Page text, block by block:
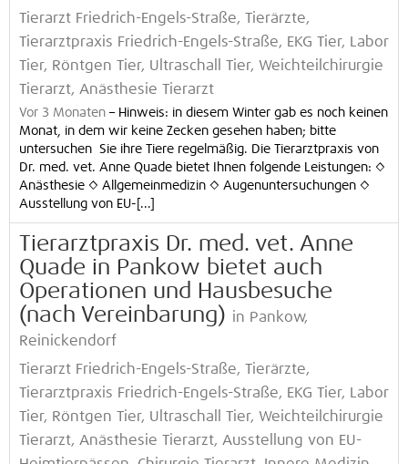
Tierarzt Friedrich-Engels-Straße, Tierärzte,
Tierarztpraxis Friedrich-Engels-Straße, EKG Tier, Labor
Tier, Röntgen Tier, Ultraschall Tier, Weichteilchirurgie
Tierarzt, Anästhesie Tierarzt
Vor 3 Monaten – Hinweis: in diesem Winter gab es noch keinen
Monat, in dem wir keine Zecken gesehen haben; bitte
untersuchen Sie ihre Tiere regelmäßig. Die Tierarztpraxis von
Dr. med. vet. Anne Quade bietet Ihnen folgende Leistungen: ◊
Anästhesie ◊ Allgemeinmedizin ◊ Augenuntersuchungen ◊
Ausstellung von EU-[...]
Tierarztpraxis Dr. med. vet. Anne
Quade in Pankow bietet auch
Operationen und Hausbesuche
(nach Vereinbarung) in Pankow,
Reinickendorf
Tierarzt Friedrich-Engels-Straße, Tierärzte,
Tierarztpraxis Friedrich-Engels-Straße, EKG Tier, Labor
Tier, Röntgen Tier, Ultraschall Tier, Weichteilchirurgie
Tierarzt, Anästhesie Tierarzt, Ausstellung von EU-